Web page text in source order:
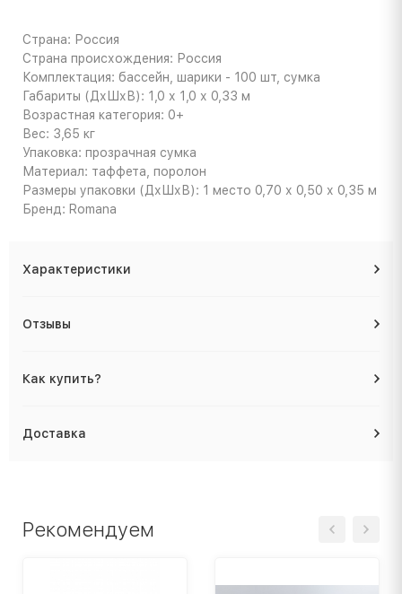
Страна: Россия
Страна происхождения: Россия
Комплектация: бассейн, шарики - 100 шт, сумка
Габариты (ДхШхВ): 1,0 х 1,0 х 0,33 м
Возрастная категория: 0+
Вес: 3,65 кг
Упаковка: прозрачная сумка
Материал: таффета, поролон
Размеры упаковки (ДхШхВ): 1 место 0,70 х 0,50 х 0,35 м
Бренд: Romana
Характеристики
Отзывы
Как купить?
Доставка
Рекомендуем